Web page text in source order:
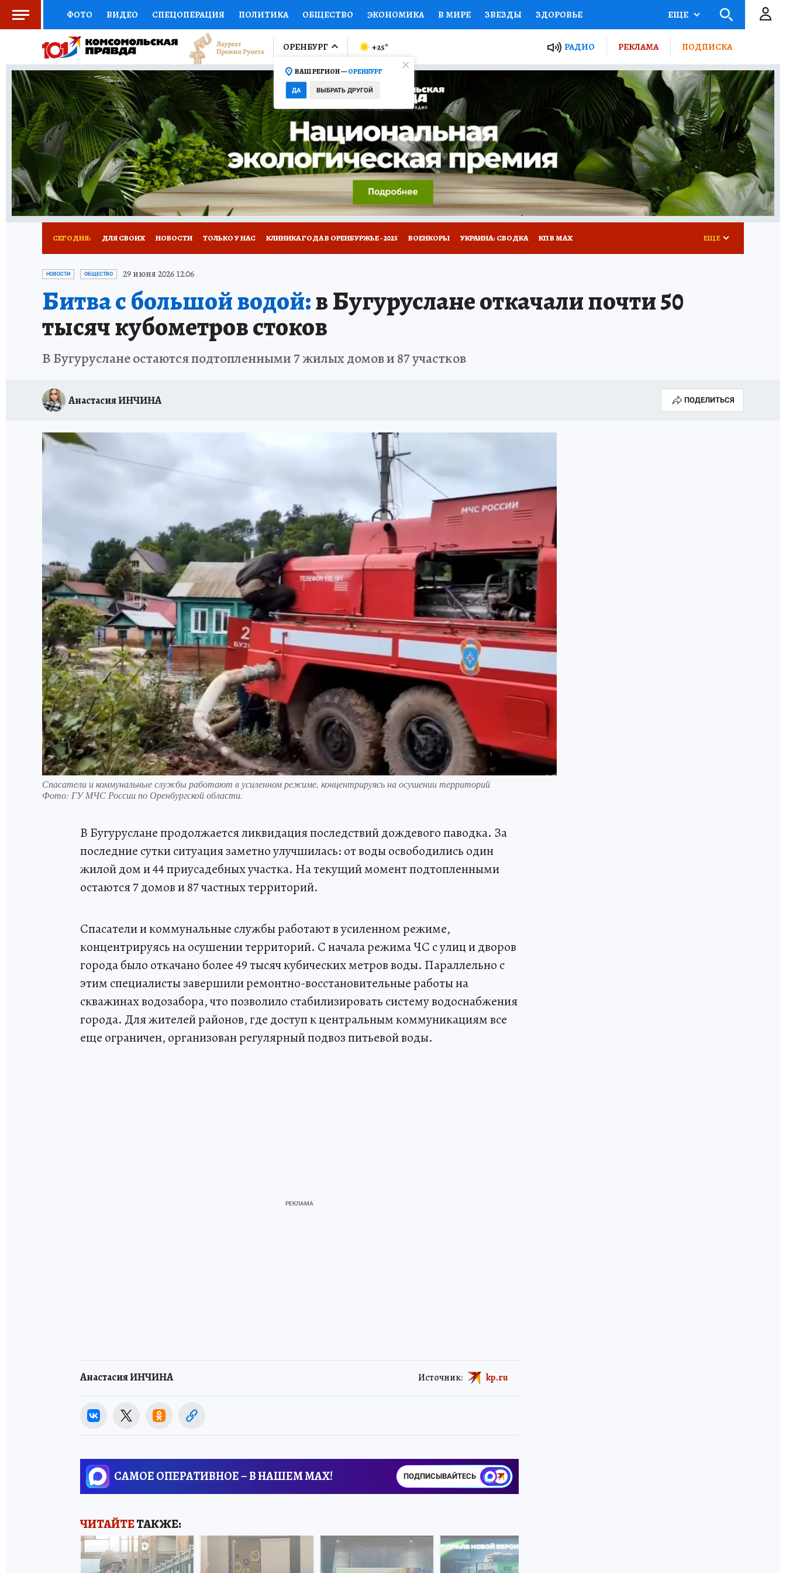
ФОТО ВИДЕО СПЕЦОПЕРАЦИЯ ПОЛИТИКА ОБЩЕСТВО ЭКОНОМИКА В МИРЕ ЗВЕЗДЫ ЗДОРОВЬЕ
СОЦПОДДЕРЖКА НАУКА СПОРТ КОЛУМНИСТЫ ПРОИСШЕСТВИЯ НАЦИОНАЛЬНЫЕ ПРОЕКТЫ РОССИИ
ВЫБОР ЭКСПЕРТОВ ДОКТОР ФИНАНСЫ ОТКРЫВАЕМ МИР Я ЗНАЮ СЕМЬЯ ЖЕНСКИЕ СЕКРЕТЫ ПУТЕВОДИТЕЛЬ
КНИЖНАЯ ПОЛКА ПРОГНОЗЫ НА СПОРТ ПРОМОКОДЫ СЕРИАЛЫ СПЕЦПРОЕКТЫ ДЕФИЦИТ ЖЕЛЕЗА ТУРИЗМ
ПРЕСС-ЦЕНТР НЕДВИЖИМОСТЬ ТЕЛЕВИЗОР КОЛЛЕКЦИИ КОНКУРСЫ РАБОТА У НАС ГИД ПОТРЕБИТЕЛЯ ВСЕ О КП
РАДИО КП РЕКЛАМА ТЕСТЫ НОВОЕ НА САЙТЕ
ЕЩЕ
ОРЕНБУРГ
ВАШ РЕГИОН —ОРЕНБУРГ
ДА ВЫБРАТЬ ДРУГОЙ
+25° РАДИО РЕКЛАМА ПОДПИСКА
СЕГОДНЯ: ДЛЯ СВОИХ НОВОСТИ ТОЛЬКО У НАС КЛИНИКА ГОДА В ОРЕНБУРЖЬЕ - 2025 ВОЕНКОРЫ УКРАИНА: СВОДКА КП В МАХ
СПОРТАКТИВ ОРЕНБУРЖЬЯ - 2025
ИСПЫТАНО НА СЕБЕ
ЕЩЕ
НОВОСТИ ОБЩЕСТВО 29 июня 2026 12:06
Битва с большой водой:в Бугуруслане откачали почти 50
тысяч кубометров стоков
В Бугуруслане остаются подтопленными 7 жилых домов и 87 участков
Анастасия ИНЧИНА ПОДЕЛИТЬСЯ
Спасатели и коммунальные службы работают в усиленном режиме, концентрируясь на осушении территорий
Фото: ГУ МЧС России по Оренбургской области.
В Бугуруслане продолжается ликвидация последствий дождевого паводка. За
последние сутки ситуация заметно улучшилась: от воды освободились один
жилой дом и 44 приусадебных участка. На текущий момент подтопленными
остаются 7 домов и 87 частных территорий.
Спасатели и коммунальные службы работают в усиленном режиме,
концентрируясь на осушении территорий. С начала режима ЧС с улиц и дворов
города было откачано более 49 тысяч кубических метров воды. Параллельно с
этим специалисты завершили ремонтно-восстановительные работы на
скважинах водозабора, что позволило стабилизировать систему водоснабжения
города. Для жителей районов, где доступ к центральным коммуникациям все
еще ограничен, организован регулярный подвоз питьевой воды.
Анастасия ИНЧИНА Источник: kp.ru
САМОЕ ОПЕРАТИВНОЕ – В НАШЕМ MAX! ПОДПИСЫВАЙТЕСЬ
ЧИТАЙТЕТАКЖЕ: